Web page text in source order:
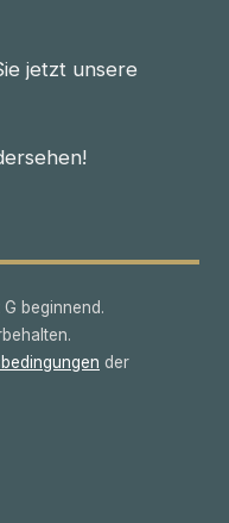
jetzt unsere
beginnend.
der